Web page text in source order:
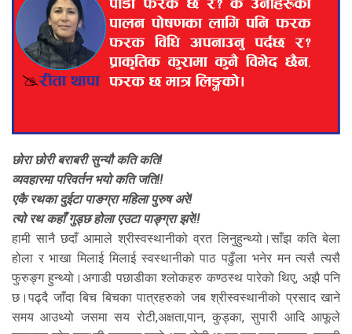
छोरा छोरी बराबरी सुन्यौ कति कति!
व्यवहारमा परिवर्तन भयो कति जति!!
एकै रथका दुईटा पाङग्रा महिला पुरुष अरे!
त्यो रथ कहाँ गुड्छ होला एउटा पाङ्ग्रा झरे!!
हामी सानै छदाँ आमाले श्रीस्वस्थानीको व्रत लिनुहुन्थ्यो।साँझ कति बेला
होला र भाखा मिलाई मिलाई स्वस्थानीको पाठ पढुँला भनेर मन त्यसै त्यसै
फुरुङ्ग हुन्थ्यो।अगाडी पछाडीका श्लोकहरु कण्ठस्थ पारेको थिए, अझै पनि
छ।पढ्दै जाँदा बिच बिचका पात्रहरुको जब श्रीस्वस्थानीको प्रसाद खाने
समय आउथ्यो जसमा सय रोटी,अक्षता,पान, कुड्का, सुपारी आदि आफूले